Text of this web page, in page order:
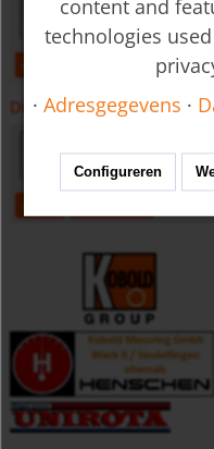
Diversen
content and
technologies
· Adresgegevens ·
Configureren